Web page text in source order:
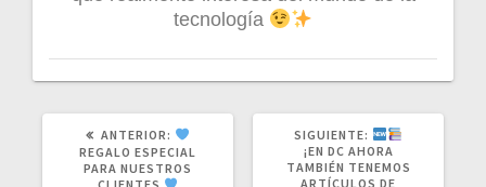
tecnología
ANTERIOR:
REGALO ESPECIAL
PARA NUESTROS
SIGUIENTE:
¡EN DC AHORA
TAMBIÉN TENEMOS
ARTÍCULOS DE